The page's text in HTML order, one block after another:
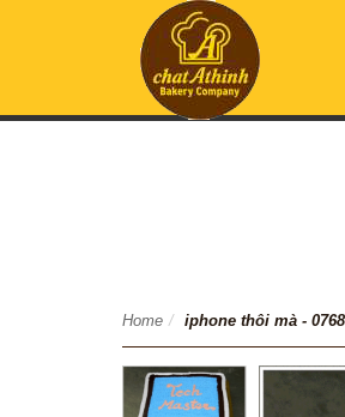
Home / iphone thôi mà - 0768